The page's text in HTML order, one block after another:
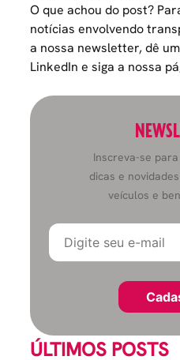
O que achou do post?
notícias envolvendo
a nossa newsletter, dê
LinkedIn e siga a nossa
Inscreva-se
dicas e
veículos e
ÚLTIMOS POSTS